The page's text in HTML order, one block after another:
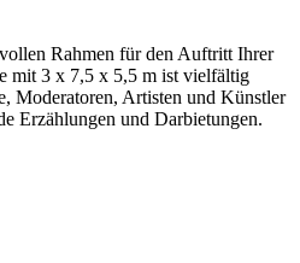
Rahmen für den Auftritt Ihrer
mit 3 x 7,5 x 5,5 m ist vielfältig
Moderatoren, Artisten und Künstler
Erzählungen und Darbietungen.